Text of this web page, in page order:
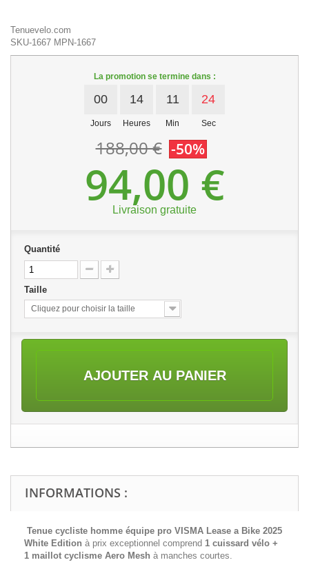
Tenuevelo.com
SKU-1667 MPN-1667
La promotion se termine dans :
00
Jours
14
Heures
11
Min
24
Sec
188,00 € -50%
94,00 €
Livraison gratuite
Quantité
Taille
Cliquez pour choisir la taille
AJOUTER AU PANIER
INFORMATIONS :
Tenue cycliste homme équipe pro VISMA Lease a Bike 2025
White Edition à prix exceptionnel comprend 1 cuissard vélo +
1 maillot cyclisme Aero Mesh à manches courtes.